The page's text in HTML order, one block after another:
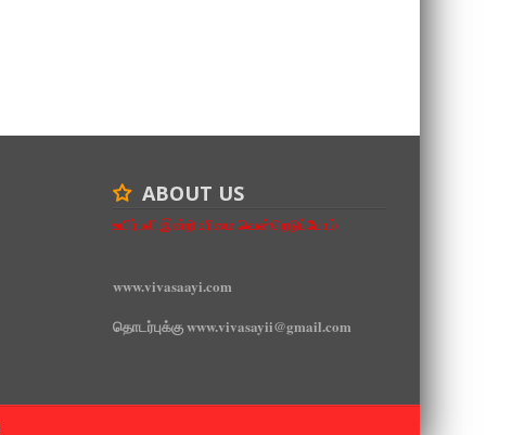
ABOUT US
உயிர்பலி இன்றி உரிமை வென்றெடுப்போம்
www.vivasaayi.com
தொடர்புக்கு www.vivasayii@gmail.com